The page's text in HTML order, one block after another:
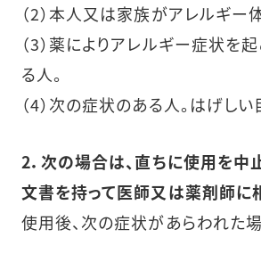
（2）本人又は家族がアレルギー
（3）薬によりアレルギー症状を
る人。
（4）次の症状のある人。はげし
2．次の場合は、直ちに使用を中
文書を持って医師又は薬剤師に
使用後、次の症状があらわれた